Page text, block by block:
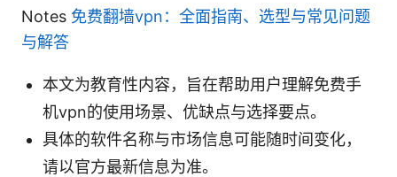
Notes 免费翻墙vpn：全面指南、选型与常见问题
与解答
本文为教育性内容，旨在帮助用户理解免费手
机vpn的使用场景、优缺点与选择要点。
具体的软件名称与市场信息可能随时间变化，
请以官方最新信息为准。